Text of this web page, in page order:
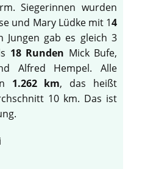
Siegerinnen wurden
und Mary Lüdke mit 14
Jungen gab es gleich 3
18 Runden Mick Bufe,
Alfred Hempel. Alle
1.262 km, das heißt
10 km. Das ist